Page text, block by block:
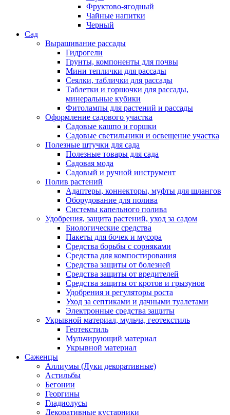
Фруктово-ягодный
Чайные напитки
Черный
Сад
Выращивание рассады
Гидрогели
Грунты, компоненты для почвы
Мини теплички для рассады
Сеялки, таблички для рассады
Таблетки и горшочки для рассады,
минеральные кубики
Фитолампы для растений и рассады
Оформление садового участка
Садовые кашпо и горшки
Садовые светильники и освещение участка
Полезные штучки для сада
Полезные товары для сада
Садовая мода
Садовый и ручной инструмент
Полив растений
Адаптеры, коннекторы, муфты для шлангов
Оборудование для полива
Системы капельного полива
Удобрения, защита растений, уход за садом
Биологические средства
Пакеты для бочек и мусора
Средства борьбы с сорняками
Средства для компостирования
Средства защиты от болезней
Средства защиты от вредителей
Средства защиты от кротов и грызунов
Удобрения и регуляторы роста
Уход за септиками и дачными туалетами
Электронные средства защиты
Укрывной материал, мульча, геотекстиль
Геотекстиль
Мульчирующий материал
Укрывной материал
Саженцы
Аллиумы (Луки декоративные)
Астильбы
Бегонии
Георгины
Гладиолусы
Декоративные кустарники